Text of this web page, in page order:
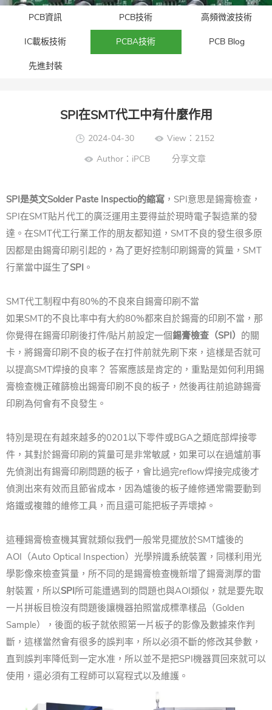
PCB資訊 PCB技術 高頻微波技術
IC載板技術 PCBA技術 PCB Blog
先進封裝​
SPI在SMT代工中有什麼作用
2024-04-30
View：2152
Author：iPCB 分享文章
SPI是英文Solder Paste Inspectio的縮寫 ，SPI意思是錫膏檢查，
SPI在SMT貼片代工的廣泛運用主要得益於現時電子製造業的發
達。在SMT代工行業工作的朋友都知道，SMT不良的發生很多原
因都是由錫膏印刷引起的，為了更好控制印刷錫膏的質量，SMT
行業當中誕生了SPI 。
SMT代工制程中有80%的不良來自錫膏印刷不當
如果SMT的不良比率中有大約80%都來自於錫膏的印刷不當，那
你覺得在錫膏印刷後打件/貼片前設定一個錫膏檢查（SPI） 的關
卡，將錫膏印刷不良的板子在打件前就先刷下來，這樣是否就可
以提高SMT焊接的良率？ 答案應該是肯定的，重點是如何利用錫
膏檢查機正確篩檢出錫膏印刷不良的板子，然後再往前追跡錫膏
印刷為何會有不良發生。
特別是現在有越來越多的0201以下零件或BGA之類底部焊接零
件，其對於錫膏印刷的質量可是非常敏感，如果可以在過爐前事
先偵測出有錫膏印刷問題的板子，會比過完reflow焊接完成後才
偵測出來有效而且節省成本，因為爐後的板子維修通常需要動到
烙鐵或複雜的維修工具，而且還可能把板子弄壞掉。
這種錫膏檢查機其實就類似我們一般常見擺放於SMT爐後的
AOI（Auto Optical Inspection）光學辨識系統裝置，同樣利用光
學影像來檢查質量，所不同的是錫膏檢查機新增了錫膏測厚的雷
射裝置，所以SPI所可能遭遇到的問題也與AOI類似，就是要先取
一片拼板目檢沒有問題後讓機器拍照當成標準樣品（Golden
Sample），後面的板子就依照第一片板子的影像及數據來作判
斷，這樣當然會有很多的誤判率，所以必須不斷的修改其參數，
直到誤判率降低到一定水准，所以並不是把SPI機器買回來就可以
使用，還必須有工程師可以寫程式以及維護。